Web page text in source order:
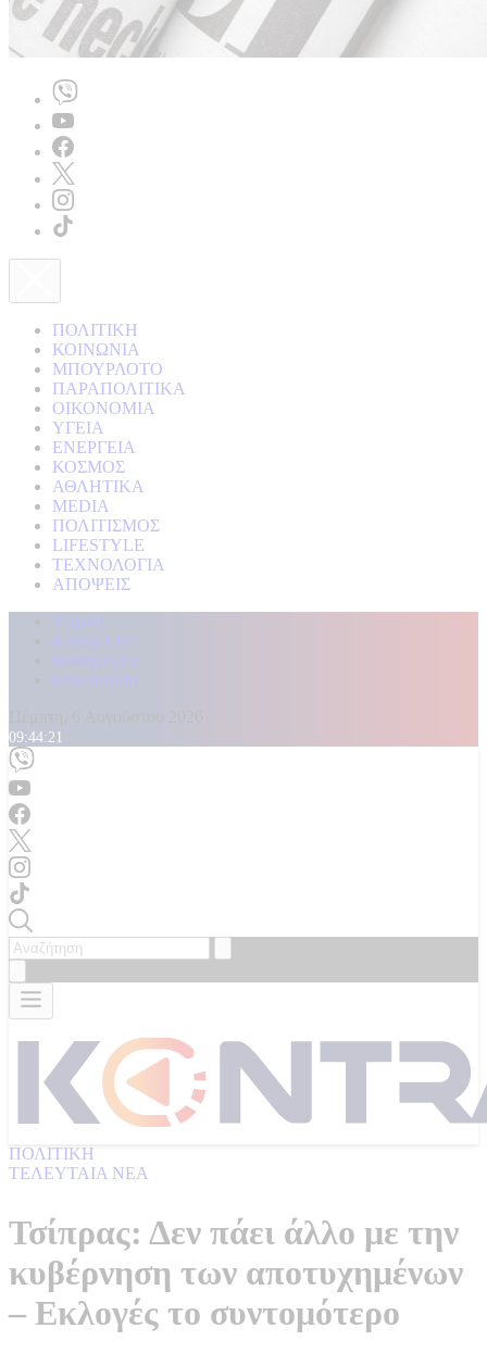
ΠΟΛΙΤΙΚΗ
ΚΟΙΝΩΝΙΑ
ΜΠΟΥΡΛΟΤΟ
ΠΑΡΑΠΟΛΙΤΙΚΑ
ΟΙΚΟΝΟΜΙΑ
ΥΓΕΙΑ
ΕΝΕΡΓΕΙΑ
ΚΟΣΜΟΣ
ΑΘΛΗΤΙΚΑ
MEDIA
ΠΟΛΙΤΙΣΜΟΣ
LIFESTYLE
ΤΕΧΝΟΛΟΓΙΑ
ΑΠΟΨΕΙΣ
Αρχική
Kontra Live
Καταγγελίες
Επικοινωνία
09:44:23
ΠΟΛΙΤΙΚΗ
ΤΕΛΕΥΤΑΙΑ ΝΕΑ
Τσίπρας: Δεν πάει άλλο με την
κυβέρνηση των αποτυχημένων
– Εκλογές το συντομότερο